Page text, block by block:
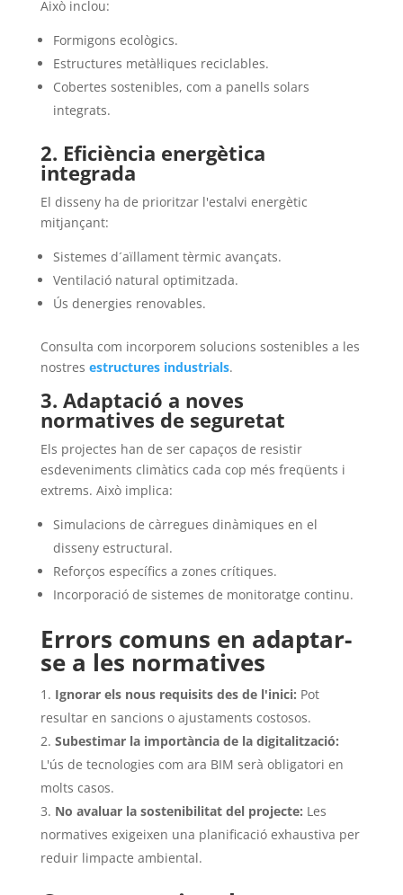
Això inclou:
Formigons ecològics.
Estructures metàl·liques reciclables.
Cobertes sostenibles, com a panells solars
integrats.
2. Eficiència energètica
integrada
El disseny ha de prioritzar l'estalvi energètic
mitjançant:
Sistemes d´aïllament tèrmic avançats.
Ventilació natural optimitzada.
Ús denergies renovables.
Consulta com incorporem solucions sostenibles a les
nostres estructures industrials.
3. Adaptació a noves
normatives de seguretat
Els projectes han de ser capaços de resistir
esdeveniments climàtics cada cop més freqüents i
extrems. Això implica:
Simulacions de càrregues dinàmiques en el
disseny estructural.
Reforços específics a zones crítiques.
Incorporació de sistemes de monitoratge continu.
Errors comuns en adaptar-
se a les normatives
Ignorar els nous requisits des de l'inici: Pot
resultar en sancions o ajustaments costosos.
Subestimar la importància de la digitalització:
L'ús de tecnologies com ara BIM serà obligatori en
molts casos.
No avaluar la sostenibilitat del projecte: Les
normatives exigeixen una planificació exhaustiva per
reduir limpacte ambiental.